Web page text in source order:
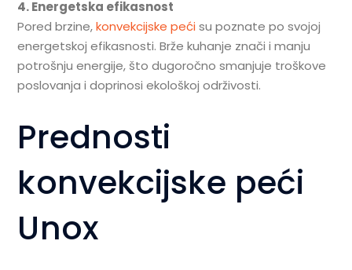
4. Energetska efikasnost
Pored brzine,konvekcijske pećisu poznate po svojoj
energetskoj efikasnosti. Brže kuhanje znači i manju
potrošnju energije, što dugoročno smanjuje troškove
poslovanja i doprinosi ekološkoj održivosti.
Prednosti
konvekcijske peći
Unox